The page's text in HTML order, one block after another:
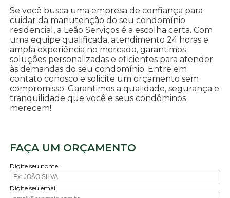
Se você busca uma empresa de confiança para
cuidar da manutenção do seu condomínio
residencial, a Leão Serviços é a escolha certa. Com
uma equipe qualificada, atendimento 24 horas e
ampla experiência no mercado, garantimos
soluções personalizadas e eficientes para atender
às demandas do seu condomínio. Entre em
contato conosco e solicite um orçamento sem
compromisso. Garantimos a qualidade, segurança e
tranquilidade que você e seus condôminos
merecem!
FAÇA UM ORÇAMENTO
Digite seu nome
Digite seu email